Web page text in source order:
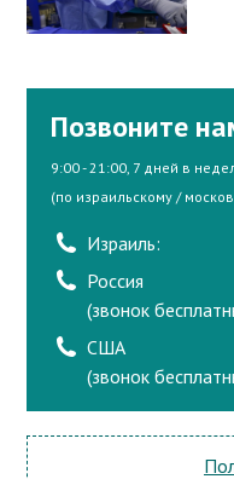
Позвоните
9:00 - 21:00, 7 дней в
(по израильскому /
Израиль:
Россия
(звонок
США
(звонок